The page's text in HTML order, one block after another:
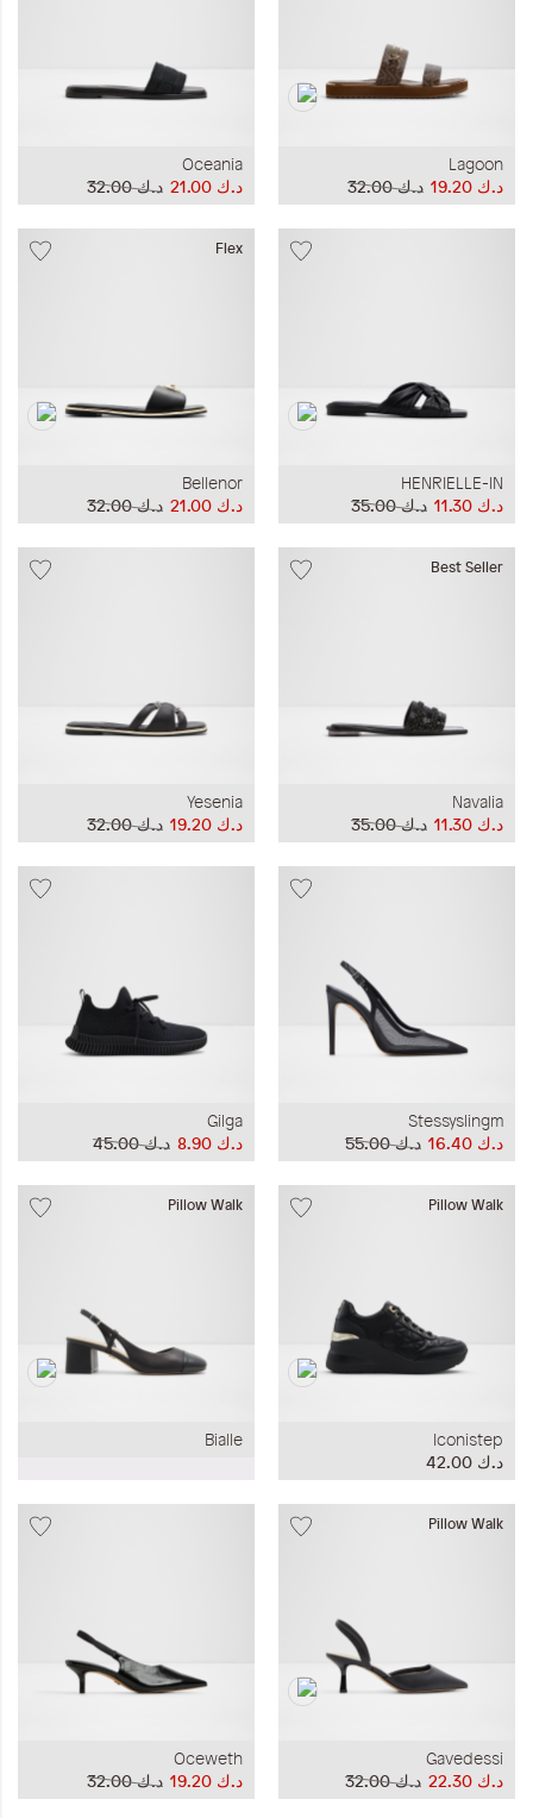
Lagoon
د.ك‏ 32.00
د.ك‏ 19.20
Oceania
د.ك‏ 32.00
د.ك‏ 21.00
HENRIELLE-IN
د.ك‏ 35.00
د.ك‏ 11.30
Flex
Bellenor
د.ك‏ 32.00
د.ك‏ 21.00
Best Seller
Navalia
د.ك‏ 35.00
د.ك‏ 11.30
Yesenia
د.ك‏ 32.00
د.ك‏ 19.20
Stessyslingm
د.ك‏ 55.00
د.ك‏ 16.40
Gilga
د.ك‏ 45.00
د.ك‏ 8.90
Pillow Walk
Iconistep
د.ك‏ 42.00
Pillow Walk
Bialle
Pillow Walk
Gavedessi
د.ك‏ 32.00
د.ك‏ 22.30
Oceweth
د.ك‏ 32.00
د.ك‏ 19.20